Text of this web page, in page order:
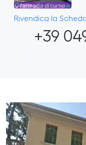
Rivendica la
+39